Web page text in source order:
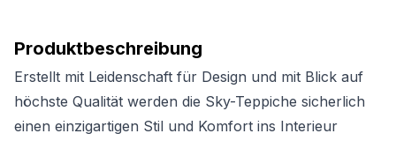
Produktbeschreibung
Erstellt mit Leidenschaft für Design und mit Blick auf
höchste Qualität werden die Sky-Teppiche sicherlich
einen einzigartigen Stil und Komfort ins Interieur